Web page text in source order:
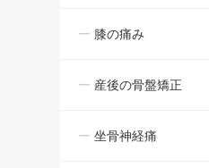
膝の痛み
産後の骨盤矯正
坐骨神経痛